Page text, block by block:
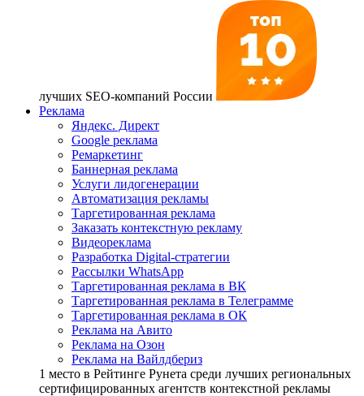
лучших SEO-компаний России
Реклама
Яндекс. Директ
Google реклама
Ремаркетинг
Баннерная реклама
Услуги лидогенерации
Автоматизация рекламы
Таргетированная реклама
Заказать контекстную рекламу
Видеореклама
Разработка Digital-стратегии
Рассылки WhatsApp
Таргетированная реклама в ВК
Таргетированная реклама в Телеграмме
Таргетированная реклама в ОК
Реклама на Авито
Реклама на Озон
Реклама на Вайлдбериз
1 место в Рейтинге Рунета cреди лучших региональных
сертифицированных агентств контекстной рекламы